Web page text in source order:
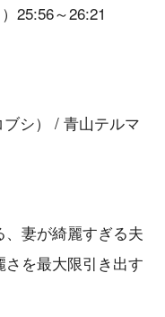
25:56～26:21
シ） / 青山テルマ
妻が綺麗すぎる夫
を最大限引き出す